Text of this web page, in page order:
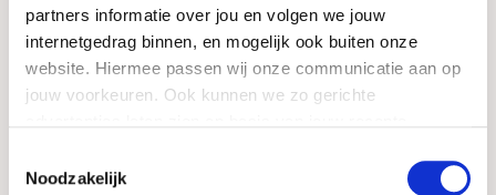
partners informatie over jou en volgen we jouw
internetgedrag binnen, en mogelijk ook buiten onze
website. Hiermee passen wij onze communicatie aan op
jouw voorkeuren. Ook kunnen we zo gerichte
statement. Je kunt je toestemming ook altijd
wijzigen of
Noodzakelijk
infonoordholland@vsbfonds.nl
LinkedIn